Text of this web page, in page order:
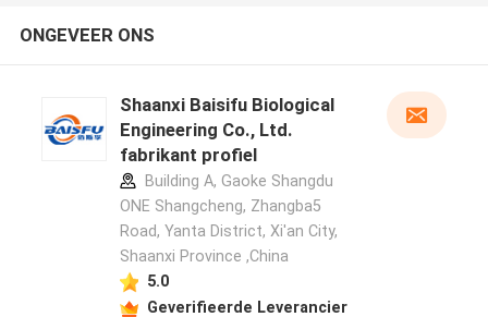
ONGEVEER ONS
Shaanxi Baisifu Biological
Engineering Co., Ltd.
fabrikant profiel
Building A, Gaoke Shangdu
ONE Shangcheng, Zhangba5
Road, Yanta District, Xi'an City,
Shaanxi Province ,China
5.0
Geverifieerde Leverancier